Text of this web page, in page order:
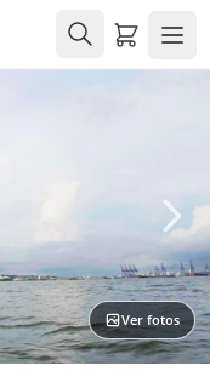
Carrito
Ver fotos